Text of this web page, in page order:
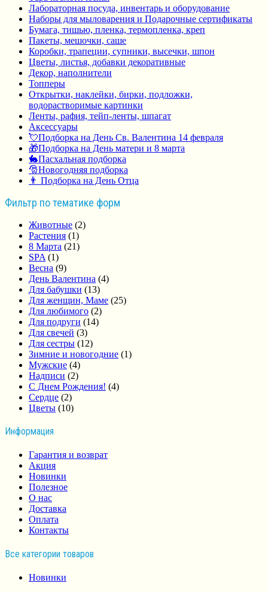
Лабораторная посуда, инвентарь и оборудование
Наборы для мыловарения и Подарочные сертификаты
Бумага, тишью, пленка, термопленка, креп
Пакеты, мешочки, саше
Коробки, трапеции, супники, высечки, шпон
Цветы, листья, добавки декоративные
Декор, наполнители
Топперы
Открытки, наклейки, бирки, подложки,
водорастворимые картинки
Ленты, рафия, тейп-ленты, шпагат
Аксессуары
💘Подборка на День Св. Валентина 14 февраля
🎁Подборка на День матери и 8 марта
🐇Пасхальная подборка
🎅Новогодняя подборка
👨 Подборка на День Отца
Фильтр по тематике форм
Животные (2)
Растения (1)
8 Марта (21)
SPA (1)
Весна (9)
День Валентина (4)
Для бабушки (13)
Для женщин, Маме (25)
Для любимого (2)
Для подруги (14)
Для свечей (3)
Для сестры (12)
Зимние и новогодние (1)
Мужские (4)
Надписи (2)
С Днем Рождения! (4)
Сердце (2)
Цветы (10)
Информация
Гарантия и возврат
Акция
Новинки
Полезное
О нас
Доставка
Оплата
Контакты
Все категории товаров
Новинки